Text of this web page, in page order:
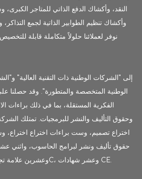
النقد، وأكشاك الدفع الذاتي للمتاجر الكبرى،
وأكشاك تنظيم الطوابير الذاتية لجمع
نوفر لعملائنا حلولاً متكاملة قابلة
الوطنية المتخصصة والمتطورة". وقد حصلنا
الفكرية المستقلة، بما في ذلك براءات
وحقوق التأليف والنشر للبرمجيات. تمتلك
اختراع تصميم، وست براءات اختراع
حقوق تأليف ونشر لبرامج الحاسوب، واثني
وعشرين علامة تجارية، وخمس شهادات 3C، وعشر شهادات CE.